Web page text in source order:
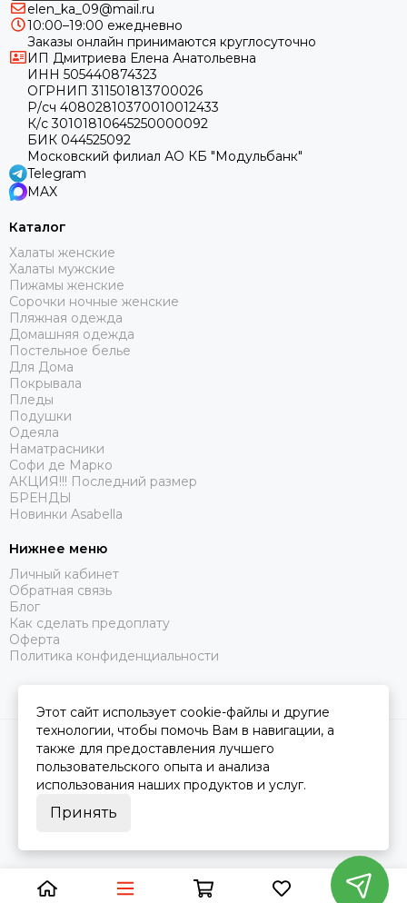
elen_ka_09@mail.ru
10:00–19:00 ежедневно
Заказы онлайн принимаются круглосуточно
ИП Дмитриева Елена Анатольевна
ИНН 505440874323
ОГРНИП 311501813700026
Р/сч 40802810370010012433
К/с 30101810645250000092
БИК 044525092
Московский филиал АО КБ "Модульбанк"
Telegram
MAX
Каталог
Халаты женские
Халаты мужские
Пижамы женские
Сорочки ночные женские
Пляжная одежда
Домашняя одежда
Постельное белье
Для Дома
Покрывала
Пледы
Подушки
Одеяла
Наматрасники
Софи де Марко
АКЦИЯ!!! Последний размер
БРЕНДЫ
Новинки Asabella
Нижнее меню
Личный кабинет
Обратная связь
Блог
Как сделать предоплату
Оферта
Политика конфиденциальности
2026 © Царство Сна.Карта сайта
Этот сайт использует cookie-файлы и другие
технологии, чтобы помочь Вам в навигации, а
также для предоставления лучшего
пользовательского опыта и анализа
использования наших продуктов и услуг.
Принять